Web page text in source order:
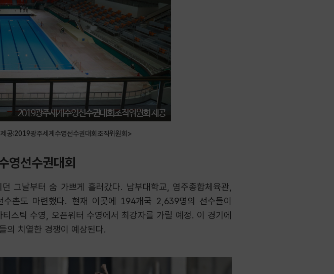
공:2019광주세계수영선수권대회조직위원회>
영선수권대회
그날부터 숨 가쁘게 흘러갔다. 남부대학교, 염주종합체육관,
촌도 마련했다. 현재 이곳에 194개국 2,639명의 선수들이
스틱 수영, 오픈워터 수영에서 최강자를 가릴 예정. 이 경기에
의 치열한 경쟁이 예상된다.